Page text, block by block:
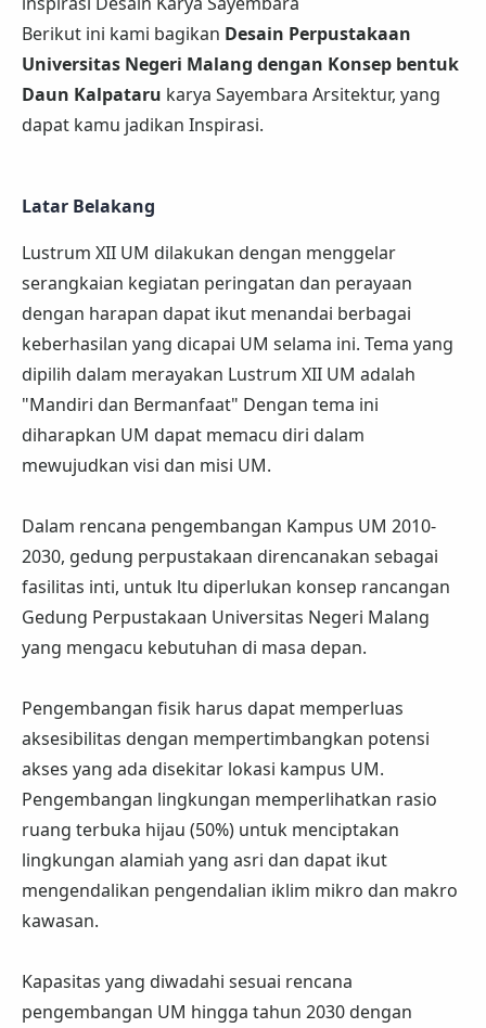
Berikut ini kami bagikan Desain Perpustakaan
Universitas Negeri Malang dengan Konsep bentuk
Daun Kalpataru karya Sayembara Arsitektur, yang
dapat kamu jadikan Inspirasi.
Latar Belakang
Lustrum XII UM dilakukan dengan menggelar
serangkaian kegiatan peringatan dan perayaan
dengan harapan dapat ikut menandai berbagai
keberhasilan yang dicapai UM selama ini. Tema yang
dipilih dalam merayakan Lustrum XII UM adalah
"Mandiri dan Bermanfaat" Dengan tema ini
diharapkan UM dapat memacu diri dalam
mewujudkan visi dan misi UM.
Dalam rencana pengembangan Kampus UM 2010-
2030, gedung perpustakaan direncanakan sebagai
fasilitas inti, untuk ltu diperlukan konsep rancangan
Gedung Perpustakaan Universitas Negeri Malang
yang mengacu kebutuhan di masa depan.
Pengembangan fisik harus dapat memperluas
aksesibilitas dengan mempertimbangkan potensi
akses yang ada disekitar lokasi kampus UM.
Pengembangan lingkungan memperlihatkan rasio
ruang terbuka hijau (50%) untuk menciptakan
lingkungan alamiah yang asri dan dapat ikut
mengendalikan pengendalian iklim mikro dan makro
kawasan.
Kapasitas yang diwadahi sesuai rencana
pengembangan UM hingga tahun 2030 dengan